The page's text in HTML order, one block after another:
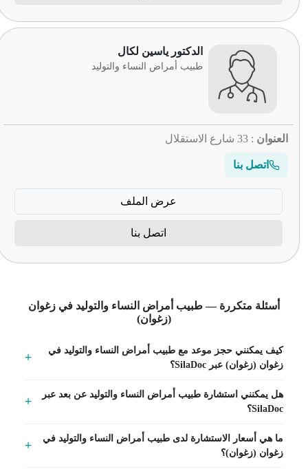
الدكتور ياسين لكال
طبيب أمراض النساء والتوليد
العنوان : 33 شارع الاستقلال
اتصل بنا
عرض الملف
اتصل بنا
أسئلة متكررة — طبيب أمراض النساء والتوليد في زغوان
(زغوان)
كيف يمكنني حجز موعد مع طبيب أمراض النساء والتوليد في
زغوان (زغوان) عبر SilaDoc؟
هل يمكنني استشارة طبيب أمراض النساء والتوليد عن بعد عبر
SilaDoc؟
ما هي أسعار الاستشارة لدى طبيب أمراض النساء والتوليد في
زغوان (زغوان)؟